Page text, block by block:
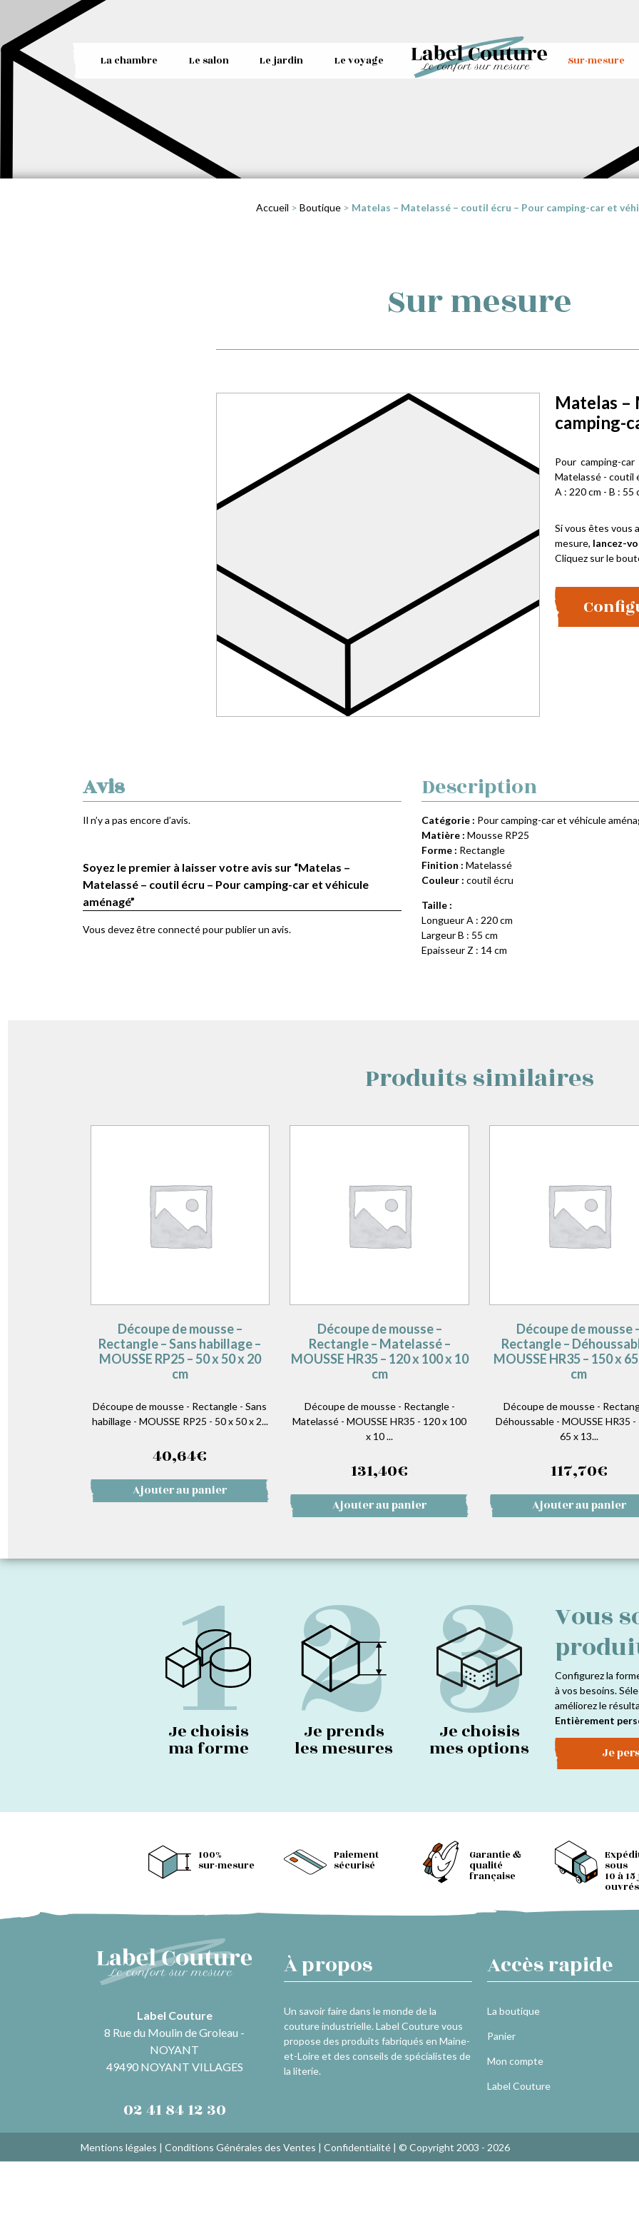
La chambre Le salon Le jardin Le voyage Sur-mesure
Accueil > Boutique> Matelas – Matelassé – coutil écru – Pour camping-car et
Sur mesure
Matelas –
camping-
Pour camping-
Matelassé - coutil
A : 220 cm - B : 55
Si vous êtes vous
mesure, lancez-
Cliquez sur le
Avis
Il n’y a pas encore d’avis.
Soyez le premier à laisser votre avis sur “Matelas –
Matelassé – coutil écru – Pour camping-car et véhicule
aménagé”
Vous devez êtreconnectépour publier un avis.
Description
Catégorie : Pour camping-car et véhicule
Matière : Mousse RP25
Forme : Rectangle
Finition : Matelassé
Couleur : coutil écru
Taille :
Longueur A : 220 cm
Largeur B : 55 cm
Epaisseur Z : 14 cm
Produits similaires
Découpe de mousse –
Rectangle – Sans habillage –
MOUSSE RP25 – 50 x 50 x 20
cm
Découpe de mousse - Rectangle - Sans
habillage - MOUSSE RP25 - 50 x 50 x 2...
40,64€
Ajouter au panier
Découpe de mousse –
Rectangle – Matelassé –
MOUSSE HR35 – 120 x 100 x 10
cm
Découpe de mousse - Rectangle -
Matelassé - MOUSSE HR35 - 120 x 100
x 10 ...
131,40€
Ajouter au panier
Découpe de mousse
Rectangle –
MOUSSE HR35 – 150 x
cm
Découpe de mousse -
Déhoussable - MOUSSE HR35 -
65 x 13...
117,70€
Ajouter au panier
1
Je choisis
ma forme 2
Je prends
les mesures 3
Je choisis
mes options
Vous
Configurez la
à vos besoins.
améliorez le
Entièrement
Je
100%
sur-mesure
Paiement
sécurisé
Garantie &
qualité
française
sous
10 à
ouvrés
Label Couture
8 Rue du Moulin de Groleau -
NOYANT
49490 NOYANT VILLAGES
02 41 84 12 30
À propos
Un savoir faire dans le monde de la
couture industrielle. Label Couture vous
propose des produits fabriqués en Maine-
et-Loire et des conseils de spécialistes de
la literie.
Accès rapide
La boutique
Panier
Mon compte
Label Couture
Mentions légales | Conditions Générales des Ventes | Confidentialité| © Copyright 2003 - 2026